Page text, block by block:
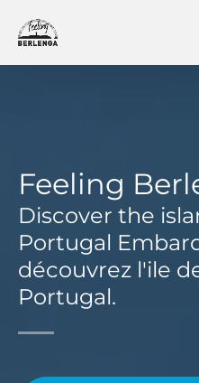
Aller à la navigation principale
Aller au contenu
Aller au pied de page
Feeling
Discover the
Portugal
découvrez l'ile
Portugal.